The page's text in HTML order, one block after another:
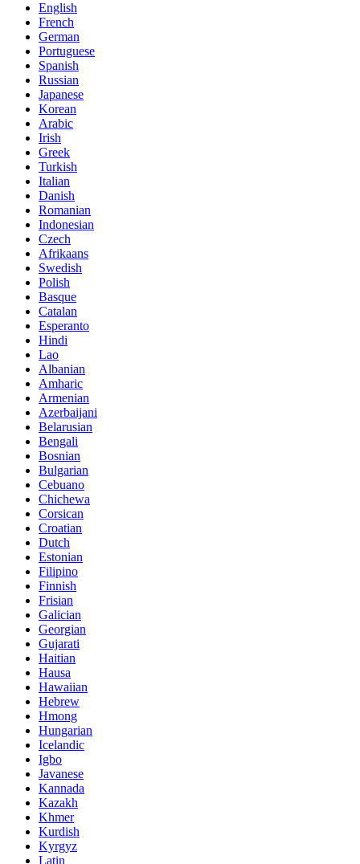
English
French
German
Portuguese
Spanish
Russian
Japanese
Korean
Arabic
Irish
Greek
Turkish
Italian
Danish
Romanian
Indonesian
Czech
Afrikaans
Swedish
Polish
Basque
Catalan
Esperanto
Hindi
Lao
Albanian
Amharic
Armenian
Azerbaijani
Belarusian
Bengali
Bosnian
Bulgarian
Cebuano
Chichewa
Corsican
Croatian
Dutch
Estonian
Filipino
Finnish
Frisian
Galician
Georgian
Gujarati
Haitian
Hausa
Hawaiian
Hebrew
Hmong
Hungarian
Icelandic
Igbo
Javanese
Kannada
Kazakh
Khmer
Kurdish
Kyrgyz
Latin